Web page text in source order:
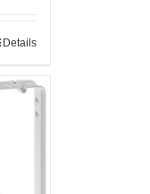
Details